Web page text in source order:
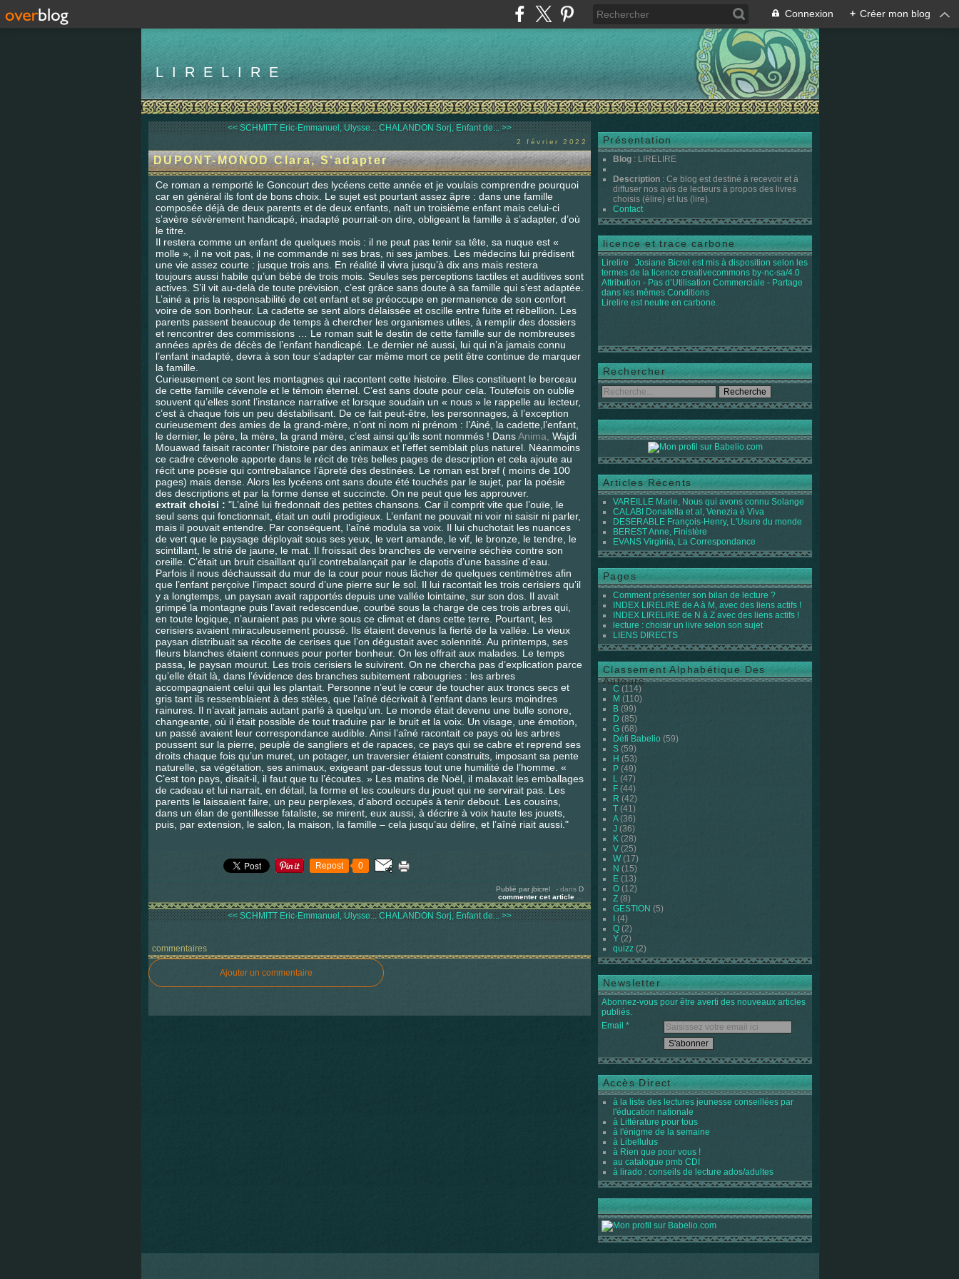
Connexion + Créer mon blog
LIRELIRE
<< SCHMITT Eric-Emmanuel, Ulysse... CHALANDON Sorj, Enfant de... >>
2 février 2022
DUPONT-MONOD Clara, S'adapter
Ce roman a remporté le Goncourt des lycéens cette année et je voulais comprendre pourquoi
car en général ils font de bons choix. Le sujet est pourtant assez âpre : dans une famille
composée déjà de deux parents et de deux enfants, naît un troisième enfant mais celui-ci
s’avère sévèrement handicapé, inadapté pourrait-on dire, obligeant la famille à s’adapter, d’où
le titre.
Il restera comme un enfant de quelques mois : il ne peut pas tenir sa tête, sa nuque est «
molle », il ne voit pas, il ne commande ni ses bras, ni ses jambes. Les médecins lui prédisent
une vie assez courte : jusque trois ans. En réalité il vivra jusqu’à dix ans mais restera
toujours aussi habile qu’un bébé de trois mois. Seules ses perceptions tactiles et auditives sont
actives. S’il vit au-delà de toute prévision, c’est grâce sans doute à sa famille qui s’est adaptée.
L’ainé a pris la responsabilité de cet enfant et se préoccupe en permanence de son confort
voire de son bonheur. La cadette se sent alors délaissée et oscille entre fuite et rébellion. Les
parents passent beaucoup de temps à chercher les organismes utiles, à remplir des dossiers
et rencontrer des commissions … Le roman suit le destin de cette famille sur de nombreuses
années après de décès de l’enfant handicapé. Le dernier né aussi, lui qui n’a jamais connu
l’enfant inadapté, devra à son tour s’adapter car même mort ce petit être continue de marquer
la famille.
Curieusement ce sont les montagnes qui racontent cette histoire. Elles constituent le berceau
de cette famille cévenole et le témoin éternel. C’est sans doute pour cela. Toutefois on oublie
souvent qu’elles sont l’instance narrative et lorsque soudain un « nous » le rappelle au lecteur,
c’est à chaque fois un peu déstabilisant. De ce fait peut-être, les personnages, à l’exception
curieusement des amies de la grand-mère, n’ont ni nom ni prénom : l’Ainé, la cadette,l’enfant,
le dernier, le père, la mère, la grand mère, c’est ainsi qu’ils sont nommés ! DansAnima, Wajdi
Mouawad faisait raconter l’histoire par des animaux et l’effet semblait plus naturel. Néanmoins
ce cadre cévenole apporte dans le récit de très belles pages de description et cela ajoute au
récit une poésie qui contrebalance l’âpreté des destinées. Le roman est bref ( moins de 100
pages) mais dense. Alors les lycéens ont sans doute été touchés par le sujet, par la poésie
des descriptions et par la forme dense et succincte. On ne peut que les approuver.
extrait choisi : "L’aîné lui fredonnait des petites chansons. Car il comprit vite que l’ouïe, le
seul sens qui fonctionnait, était un outil prodigieux. L’enfant ne pouvait ni voir ni saisir ni parler,
mais il pouvait entendre. Par conséquent, l’aîné modula sa voix. Il lui chuchotait les nuances
de vert que le paysage déployait sous ses yeux, le vert amande, le vif, le bronze, le tendre, le
scintillant, le strié de jaune, le mat. Il froissait des branches de verveine séchée contre son
oreille. C’était un bruit cisaillant qu’il contrebalançait par le clapotis d’une bassine d’eau.
Parfois il nous déchaussait du mur de la cour pour nous lâcher de quelques centimètres afin
que l’enfant perçoive l’impact sourd d’une pierre sur le sol. Il lui racontait les trois cerisiers qu’il
y a longtemps, un paysan avait rapportés depuis une vallée lointaine, sur son dos. Il avait
grimpé la montagne puis l’avait redescendue, courbé sous la charge de ces trois arbres qui,
en toute logique, n’auraient pas pu vivre sous ce climat et dans cette terre. Pourtant, les
cerisiers avaient miraculeusement poussé. Ils étaient devenus la fierté de la vallée. Le vieux
paysan distribuait sa récolte de cerises que l’on dégustait avec solennité. Au printemps, ses
fleurs blanches étaient connues pour porter bonheur. On les offrait aux malades. Le temps
passa, le paysan mourut. Les trois cerisiers le suivirent. On ne chercha pas d’explication parce
qu’elle était là, dans l’évidence des branches subitement rabougries : les arbres
accompagnaient celui qui les plantait. Personne n’eut le cœur de toucher aux troncs secs et
gris tant ils ressemblaient à des stèles, que l’aîné décrivait à l’enfant dans leurs moindres
rainures. Il n’avait jamais autant parlé à quelqu’un. Le monde était devenu une bulle sonore,
changeante, où il était possible de tout traduire par le bruit et la voix. Un visage, une émotion,
un passé avaient leur correspondance audible. Ainsi l’aîné racontait ce pays où les arbres
poussent sur la pierre, peuplé de sangliers et de rapaces, ce pays qui se cabre et reprend ses
droits chaque fois qu’un muret, un potager, un traversier étaient construits, imposant sa pente
naturelle, sa végétation, ses animaux, exigeant par-dessus tout une humilité de l’homme. «
C’est ton pays, disait-il, il faut que tu l’écoutes. » Les matins de Noël, il malaxait les emballages
de cadeau et lui narrait, en détail, la forme et les couleurs du jouet qui ne servirait pas. Les
parents le laissaient faire, un peu perplexes, d’abord occupés à tenir debout. Les cousins,
dans un élan de gentillesse fataliste, se mirent, eux aussi, à décrire à voix haute les jouets,
puis, par extension, le salon, la maison, la famille – cela jusqu’au délire, et l’aîné riait aussi."
Repost 0
Publié par jbicrel - dans D
commenter cet article
<< SCHMITT Eric-Emmanuel, Ulysse... CHALANDON Sorj, Enfant de... >>
commentaires
Ajouter un commentaire
Présentation
Blog : LIRELIRE
Description : Ce blog est destiné à recevoir et à
diffuser nos avis de lecteurs à propos des livres
choisis (élire) et lus (lire).
Contact
licence et trace carbone
Lirelire Josiane Bicrel est mis à disposition selon les
termes de la licence creativecommons by-nc-sa/4.0
Attribution - Pas d’Utilisation Commerciale - Partage
dans les mêmes Conditions
Lirelire est neutre en carbone.
Rechercher
Articles Récents
VAREILLE Marie, Nous qui avons connu Solange
CALABI Donatella et al, Venezia è Viva
DESERABLE François-Henry, L'Usure du monde
BEREST Anne, Finistère
EVANS Virginia, La Correspondance
Pages
Comment présenter son bilan de lecture ?
INDEX LIRELIRE de A à M, avec des liens actifs !
INDEX LIRELIRE de N à Z avec des liens actifs !
lecture : choisir un livre selon son sujet
LIENS DIRECTS
Classement Alphabétique Des
Auteurs
C (114)
M (110)
B (99)
D (85)
G (68)
Défi Babelio (59)
S (59)
H (53)
P (49)
L (47)
F (44)
R (42)
T (41)
A(36)
J (36)
K (28)
V (25)
W(17)
N (15)
E (13)
O (12)
Z (8)
GESTION (5)
(4)
Q (2)
Y (2)
quizz (2)
Newsletter
Abonnez-vous pour être averti des nouveaux articles
publiés.
Email
Accès Direct
à la liste des lectures jeunesse conseillées par
l'éducation nationale
à Littérature pour tous
à l'énigme de la semaine
à Libellulus
à Rien que pour vous !
au catalogue pmb CDI
à lirado : conseils de lecture ados/adultes